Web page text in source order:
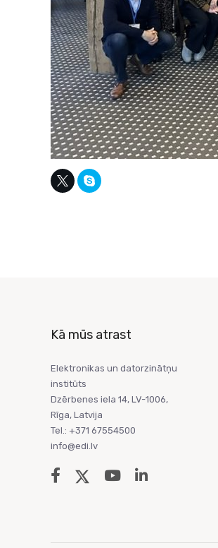
Kā mūs atrast
Elektronikas un datorzinātņu
institūts
Dzērbenes iela 14, LV-1006,
Rīga, Latvija
Tel.: +371 67554500
info@edi.lv